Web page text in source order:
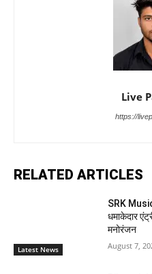
Live
https://
RELATED ARTICLES
Latest News
SRK
धमाकेदार
मनोरंजन
August 7,